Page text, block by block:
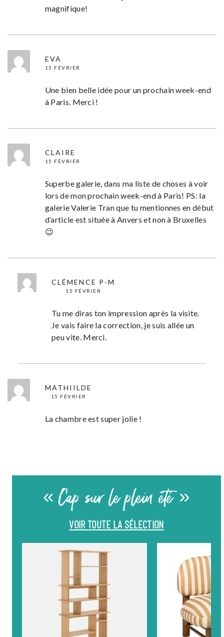
magnifique!
EVA
15 FÉVRIER
Une bien belle idée pour un prochain week-end
à Paris. Merci !
CLAIRE
15 FÉVRIER
Superbe galerie, dans ma liste de choses à voir
lors de mon prochain week-end à Paris! PS: la
galerie Valerie Tran que tu mentionnes en début
d’article est située à Anvers et non à Bruxelles
😉
CLÉMENCE P-M
15 FÉVRIER
Tu me diras ton impression après la visite.
Je vais faire la correction, je suis allée un
peu vite. Merci.
MATHIILDE
15 FÉVRIER
La chambre est super jolie !
« Cap sur le plein été »
VOIR TOUTE LA SÉLECTION